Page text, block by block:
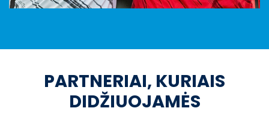
PARTNERIAI, KURIAIS
DIDŽIUOJAMĖS